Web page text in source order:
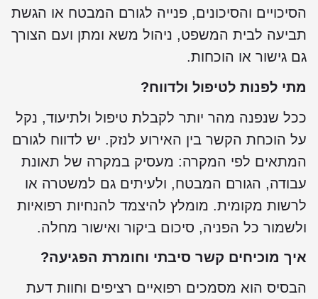
הסיכויים והסיכונים, פנייה לגורם המבטח או הגשת
תביעה לבית המשפט, ניהול משא ומתן ועם הצורך
גם גישור או הוכחות.
מתי לפנות לטיפול ולדווח?
ככל שנפנה מהר יותר לקבלת טיפול ולתיעוד, נקל
על הוכחת הקשר בין האירוע לנזק. יש לדווח לגורם
המתאים לפי המקרה: מעסיק במקרה של תאונת
עבודה, הגורם המבטח, ולעיתים גם למשטרה או
לרשות מקומית. מומלץ להיצמד להנחיות רפואיות
ולשמור כל הפניה, סיכום ביקור ואישור מחלה.
איך מוכיחים קשר סיבתי וחומרת הפגיעה?
הבסיס הוא מסמכים רפואיים רציפים וחוות דעת